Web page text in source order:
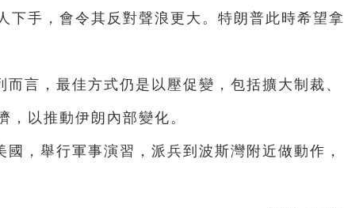
下手，會令其反對聲浪更大。特朗普此時希望拿
言，最佳方式仍是以壓促變，包括擴大制裁、
，以推動伊朗內部變化。
，舉行軍事演習，派兵到波斯灣附近做動作，